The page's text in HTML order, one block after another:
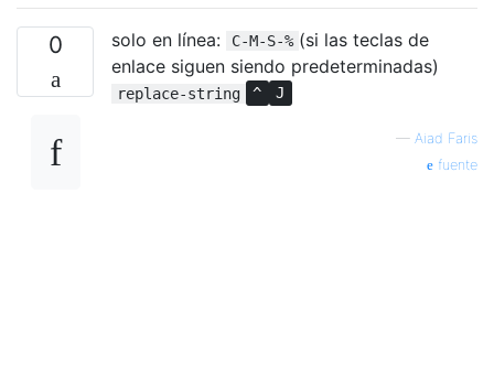
0 solo en línea: C-M-S-% (si las teclas de
enlace siguen siendo predeterminadas)
replace-string ^ J
— Aiad Faris
fuente